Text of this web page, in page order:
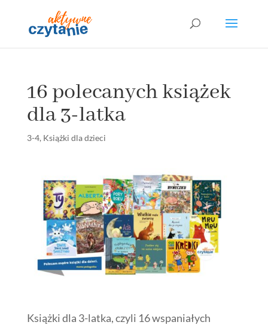
16 polecanych książek
dla 3-latka
3-4, Książki dla dzieci
Książki dla 3-latka, czyli 16 wspaniałych